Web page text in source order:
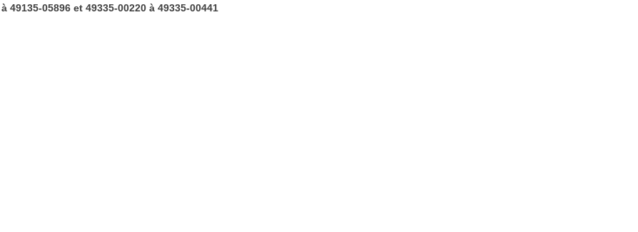
05896 et 49335-00220 à 49335-00441